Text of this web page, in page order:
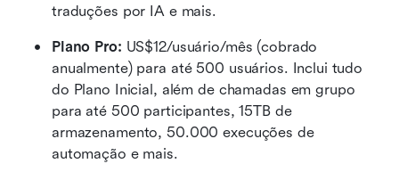
traduções por IA e mais.
Plano Pro: US$12/usuário/mês (cobrado
anualmente) para até 500 usuários. Inclui tudo
do Plano Inicial, além de chamadas em grupo
para até 500 participantes, 15TB de
armazenamento, 50.000 execuções de
automação e mais.